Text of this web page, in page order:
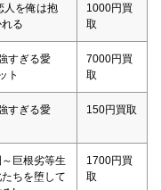
人を俺は抱
る
1000円買
取
すぎる愛
ト
7000円買
取
すぎる愛
150円買取
巨根劣等生
ちを堕して
1700円買
取